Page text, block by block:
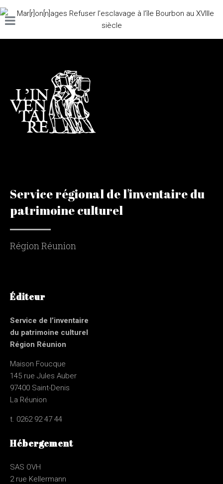
Service régional de l'inventaire du
patrimoine culturel
Région Réunion
Éditeur
Service de l’inventaire
du patrimoine culturel
Région Réunion
Maison Foucque
145 rue Jules Auber
97400 Saint-Denis
La Réunion
t. 0262 92 47 44
Hébergement
SAS OVH
2 rue Kellermann